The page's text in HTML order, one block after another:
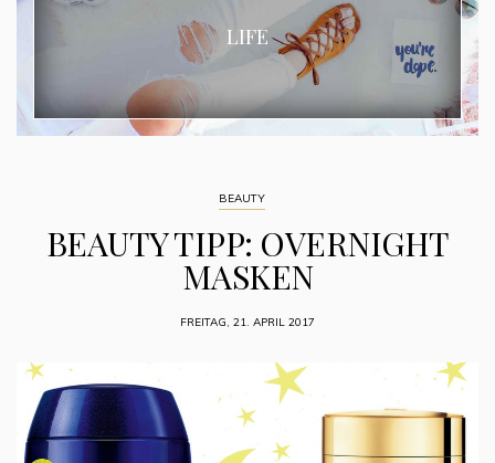
LIFE
BEAUTY
BEAUTY TIPP: OVERNIGHT
MASKEN
FREITAG, 21. APRIL 2017